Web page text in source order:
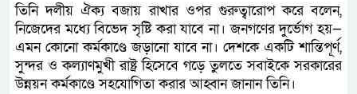
তিনি দলীয় ঐক্য বজায় রাখার ওপর গুরুত্বারোপ করে বলেন,
নিজেদের মধ্যে বিভেদ সৃষ্টি করা যাবে না। জনগণের দুর্ভোগ হয়—
এমন কোনো কর্মকাণ্ডে জড়ানো যাবে না। দেশকে একটি শান্তিপূর্ণ,
সুন্দর ও কল্যাণমুখী রাষ্ট্র হিসেবে গড়ে তুলতে সবাইকে সরকারের
উন্নয়ন কর্মকাণ্ডে সহযোগিতা করার আহ্বান জানান তিনি।